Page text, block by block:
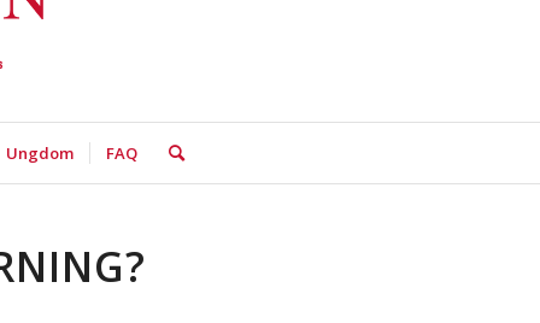
Ungdom FAQ